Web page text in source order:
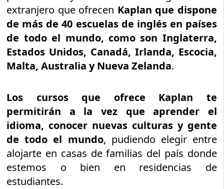
extranjero que ofrecen Kaplan que dispone
de más de 40 escuelas de inglés en países
de todo el mundo, como son Inglaterra,
Estados Unidos, Canadá, Irlanda, Escocia,
Malta, Australia y Nueva Zelanda.
Los cursos que ofrece Kaplan te
permitirán a la vez que aprender el
idioma, conocer nuevas culturas y gente
de todo el mundo, pudiendo elegir entre
alojarte en casas de familias del país donde
estemos o bien en residencias de
estudiantes.